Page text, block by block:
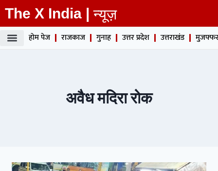
The X India | न्यूज़
होम पेज राजकाज गुनाह उत्तर प्रदेश उत्तराखंड
अवैध मदिरा रोक